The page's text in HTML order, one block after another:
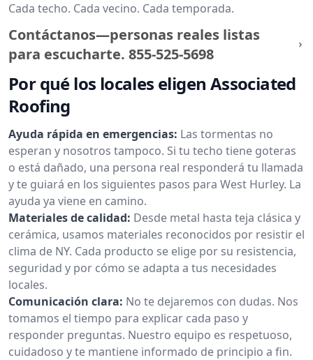
Cada techo. Cada vecino. Cada temporada.
Contáctanos—personas reales listas
para escucharte. 855-525-5698
Por qué los locales eligen Associated
Roofing
Ayuda rápida en emergencias: Las tormentas no
esperan y nosotros tampoco. Si tu techo tiene goteras
o está dañado, una persona real responderá tu llamada
y te guiará en los siguientes pasos para West Hurley. La
ayuda ya viene en camino.
Materiales de calidad: Desde metal hasta teja clásica y
cerámica, usamos materiales reconocidos por resistir el
clima de NY. Cada producto se elige por su resistencia,
seguridad y por cómo se adapta a tus necesidades
locales.
Comunicación clara: No te dejaremos con dudas. Nos
tomamos el tiempo para explicar cada paso y
responder preguntas. Nuestro equipo es respetuoso,
cuidadoso y te mantiene informado de principio a fin.